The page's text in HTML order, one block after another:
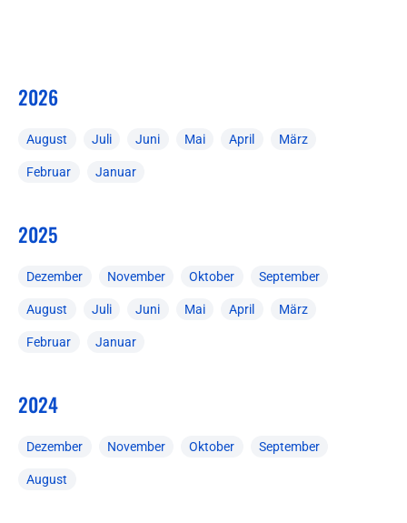
2026
August Juli Juni Mai April März
Februar Januar
2025
Dezember November Oktober September
August Juli Juni Mai April März
Februar Januar
2024
Dezember November Oktober September
August